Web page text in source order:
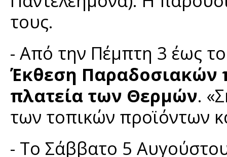
τους.
- Από την Πέμπτη 3 έως
Έκθεση Παραδοσιακών
πλατεία των Θερμών.
των τοπικών προϊόντων
- Το Σάββατο 5